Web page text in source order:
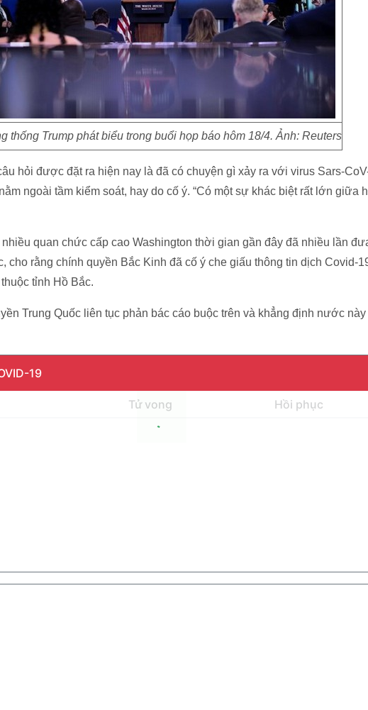
thống Trump phát biểu trong buổi họp báo hôm 18/4. Ảnh: Reuters
hỏi được đặt ra hiện nay là đã có chuyện gì xảy ra với virus Sars-
ngoài tầm kiểm soát, hay do cố ý. “Có một sự khác biệt rất lớn giữa
quan chức cấp cao Washington thời gian gần đây đã nhiều lần
cho rằng chính quyền Bắc Kinh đã cố ý che giấu thông tin dịch Covid-
tỉnh Hồ Bắc.
Trung Quốc liên tục phản bác cáo buộc trên và khẳng định nước